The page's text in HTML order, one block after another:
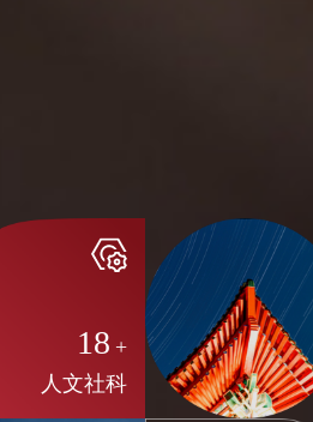
18 +
人文社科